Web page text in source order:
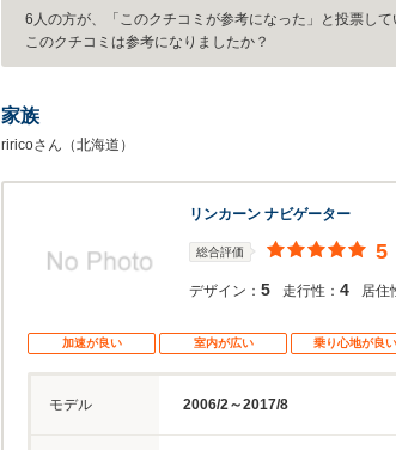
6人の方が、「このクチコミが参考になった」と投票して
このクチコミは参考になりましたか？
家族
riricoさん（北海道）
リンカーン ナビゲーター
総合評価 5
デザイン： 5 走行性： 4 居住
加速が良い 室内が広い 乗り心地が良い
モデル 2006/2～2017/8